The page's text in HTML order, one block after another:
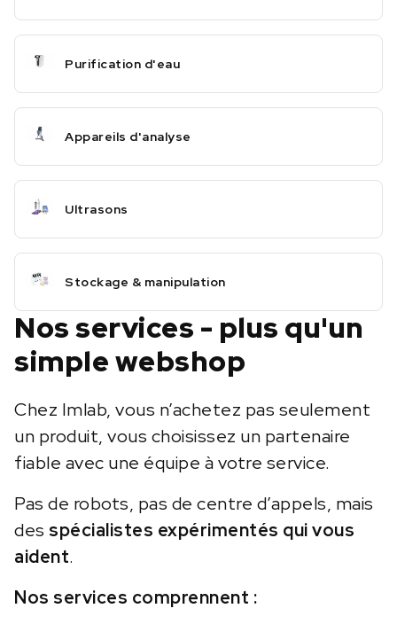
Purification d'eau
Appareils d'analyse
Ultrasons
Stockage & manipulation
Nos services - plus qu'un
simple webshop
Chez Imlab, vous n’achetez pas seulement
un produit, vous choisissez un partenaire
fiable avec une équipe à votre service.
Pas de robots, pas de centre d’appels, mais
des spécialistes expérimentés qui vous
aident.
Nos services comprennent :